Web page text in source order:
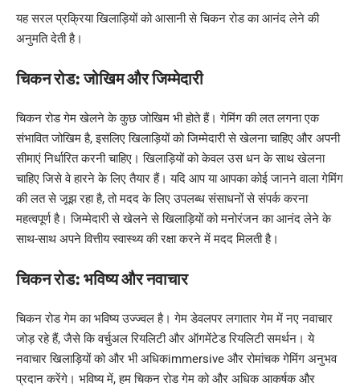
यह सरल प्रक्रिया खिलाड़ियों को आसानी से चिकन रोड का आनंद लेने की
अनुमति देती है।
चिकन रोड: जोखिम और जिम्मेदारी
चिकन रोड गेम खेलने के कुछ जोखिम भी होते हैं। गेमिंग की लत लगना एक
संभावित जोखिम है, इसलिए खिलाड़ियों को जिम्मेदारी से खेलना चाहिए और अपनी
सीमाएं निर्धारित करनी चाहिए। खिलाड़ियों को केवल उस धन के साथ खेलना
चाहिए जिसे वे हारने के लिए तैयार हैं। यदि आप या आपका कोई जानने वाला गेमिंग
की लत से जूझ रहा है, तो मदद के लिए उपलब्ध संसाधनों से संपर्क करना
महत्वपूर्ण है। जिम्मेदारी से खेलने से खिलाड़ियों को मनोरंजन का आनंद लेने के
साथ-साथ अपने वित्तीय स्वास्थ्य की रक्षा करने में मदद मिलती है।
चिकन रोड: भविष्य और नवाचार
चिकन रोड गेम का भविष्य उज्ज्वल है। गेम डेवलपर लगातार गेम में नए नवाचार
जोड़ रहे हैं, जैसे कि वर्चुअल रियलिटी और ऑगमेंटेड रियलिटी समर्थन। ये
नवाचार खिलाड़ियों को और भी अधिकimmersive और रोमांचक गेमिंग अनुभव
प्रदान करेंगे। भविष्य में, हम चिकन रोड गेम को और अधिक आकर्षक और